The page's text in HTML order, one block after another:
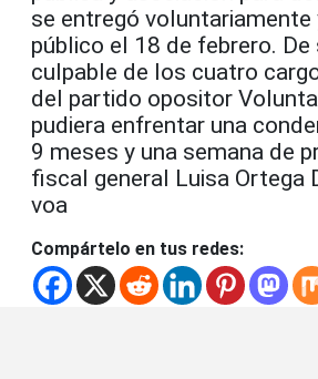
se entregó voluntariamente
público el 18 de febrero.
culpable de los cuatro
del partido opositor
pudiera enfrentar una
9 meses y una semana de
fiscal general Luisa Ortega
voa
Compártelo en tus redes: